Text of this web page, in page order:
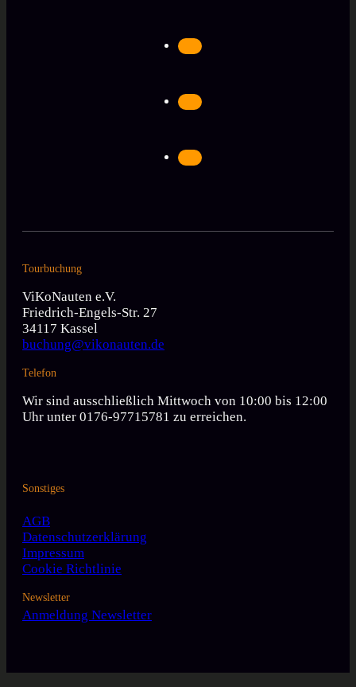
Tourbuchung
ViKoNauten e.V.
Friedrich-Engels-Str. 27
34117 Kassel
buchung@vikonauten.de
Telefon
Wir sind ausschließlich Mittwoch von 10:00 bis 12:00
Uhr unter 0176-97715781 zu erreichen.
Sonstiges
AGB
Datenschutzerklärung
Impressum
Cookie Richtlinie
Newsletter
Anmeldung Newsletter